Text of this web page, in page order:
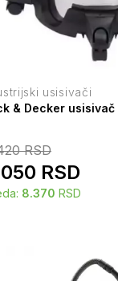
usisivači
RSD
RSD
8.370 RSD